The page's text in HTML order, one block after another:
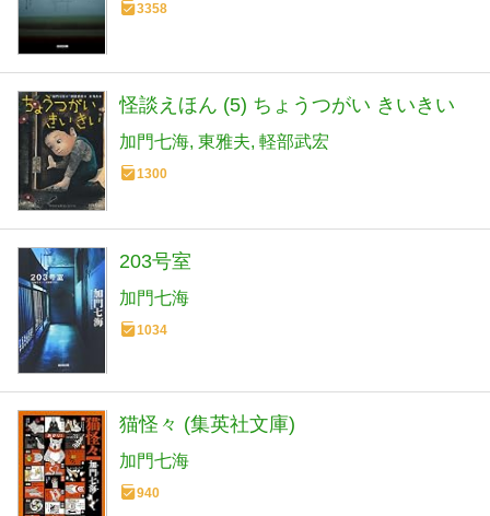
3358
怪談えほん (5) ちょうつがい きいきい
加門七海 東雅夫 軽部武宏
1300
203号室
加門七海
1034
猫怪々 (集英社文庫)
加門七海
940